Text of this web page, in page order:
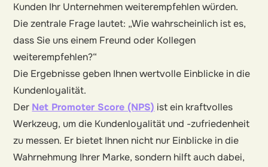
Kunden Ihr Unternehmen weiterempfehlen würden.
Die zentrale Frage lautet: „Wie wahrscheinlich ist es,
dass Sie uns einem Freund oder Kollegen
weiterempfehlen?“
Die Ergebnisse geben Ihnen wertvolle Einblicke in die
Kundenloyalität.
Der Net Promoter Score (NPS) ist ein kraftvolles
Werkzeug, um die Kundenloyalität und -zufriedenheit
zu messen. Er bietet Ihnen nicht nur Einblicke in die
Wahrnehmung Ihrer Marke, sondern hilft auch dabei,